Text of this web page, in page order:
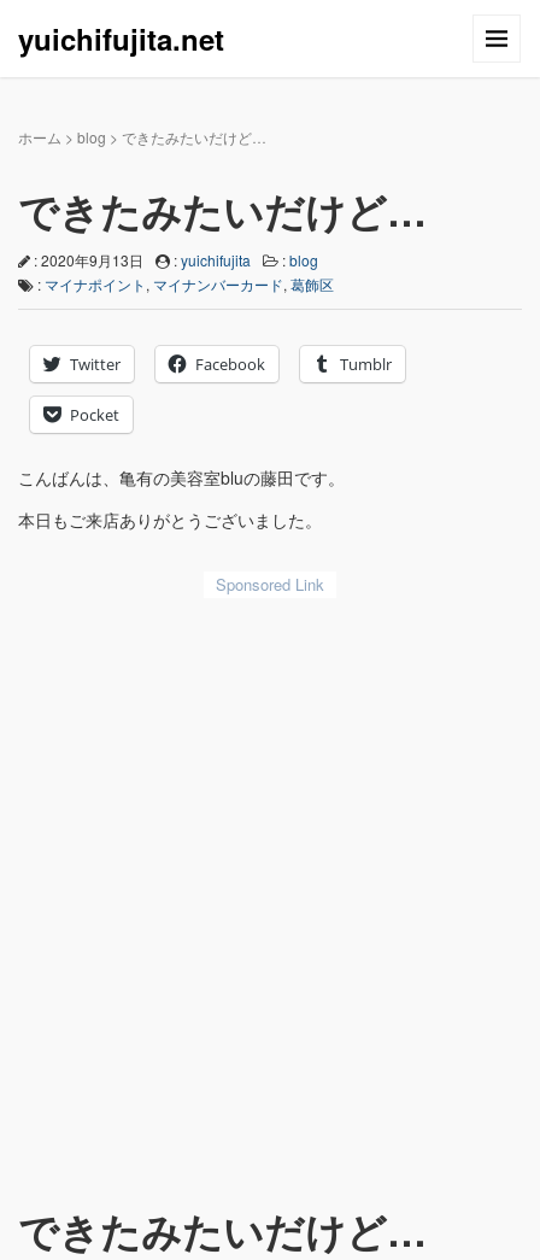
yuichifujita.net
ホーム > blog > できたみたいだけど…
できたみたいだけど…
: 2020年9月13日 :yuichifujita :blog
: マイナポイント , マイナンバーカード, 葛飾区
Twitter Facebook Tumblr
Pocket
こんばんは、亀有の美容室bluの藤田です。
本日もご来店ありがとうございました。
できたみたいだけど…